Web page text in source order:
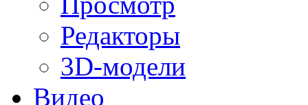
Редакторы
3D-модели
Видео